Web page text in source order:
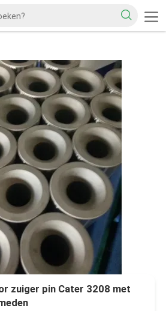
zuiger pin Cater 3208 met